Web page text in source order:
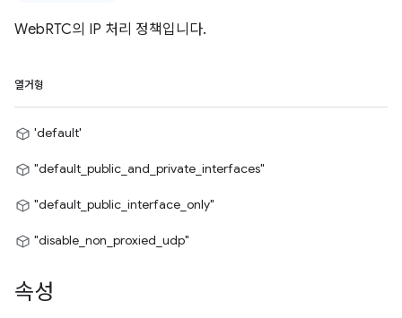
WebRTC의 IP 처리 정책입니다.
열거형
'default'
"default_public_and_private_interfaces"
"default_public_interface_only"
"disable_non_proxied_udp"
속성